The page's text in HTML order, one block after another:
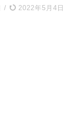
/ 2022年5月4日